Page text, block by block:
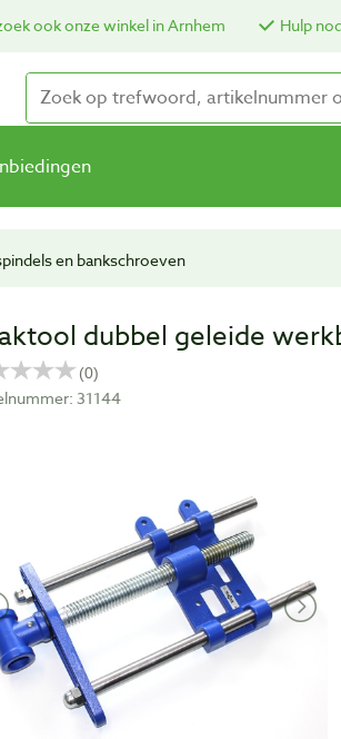
ook onze winkel in Arnhem Hulp
en bankschroeven
dubbel geleide
31144